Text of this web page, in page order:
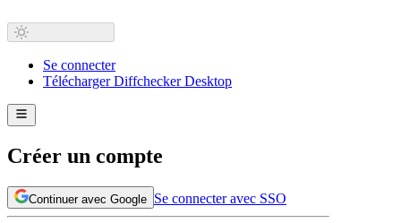
Se connecter
Télécharger Diffchecker Desktop
Créer un compte
Continuer avec Google Se connecter avec SSO